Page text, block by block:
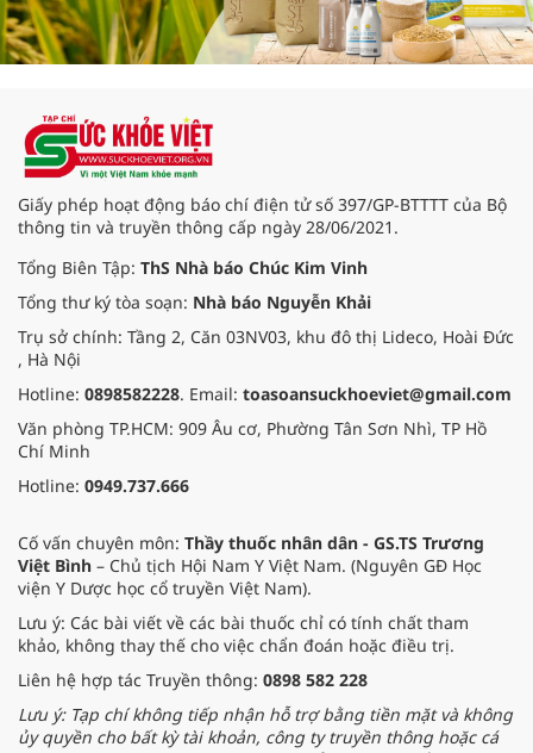
Giấy phép hoạt động báo chí điện tử số 397/GP-BTTTT của Bộ
thông tin và truyền thông cấp ngày 28/06/2021.
Tổng Biên Tập: ThS Nhà báo Chúc Kim Vinh
Tổng thư ký tòa soạn: Nhà báo Nguyễn Khải
Trụ sở chính: Tầng 2, Căn 03NV03, khu đô thị Lideco, Hoài Đức
, Hà Nội
Hotline: 0898582228. Email: toasoansuckhoeviet@gmail.com
Văn phòng TP.HCM: 909 Âu cơ, Phường Tân Sơn Nhì, TP Hồ
Chí Minh
Hotline: 0949.737.666
Cố vấn chuyên môn: Thầy thuốc nhân dân - GS.TS Trương
Việt Bình – Chủ tịch Hội Nam Y Việt Nam. (Nguyên GĐ Học
viện Y Dược học cổ truyền Việt Nam).
Lưu ý: Các bài viết về các bài thuốc chỉ có tính chất tham
khảo, không thay thế cho việc chẩn đoán hoặc điều trị.
Liên hệ hợp tác Truyền thông: 0898 582 228
Lưu ý: Tạp chí không tiếp nhận hỗ trợ bằng tiền mặt và không
ủy quyền cho bất kỳ tài khoản, công ty truyền thông hoặc cá